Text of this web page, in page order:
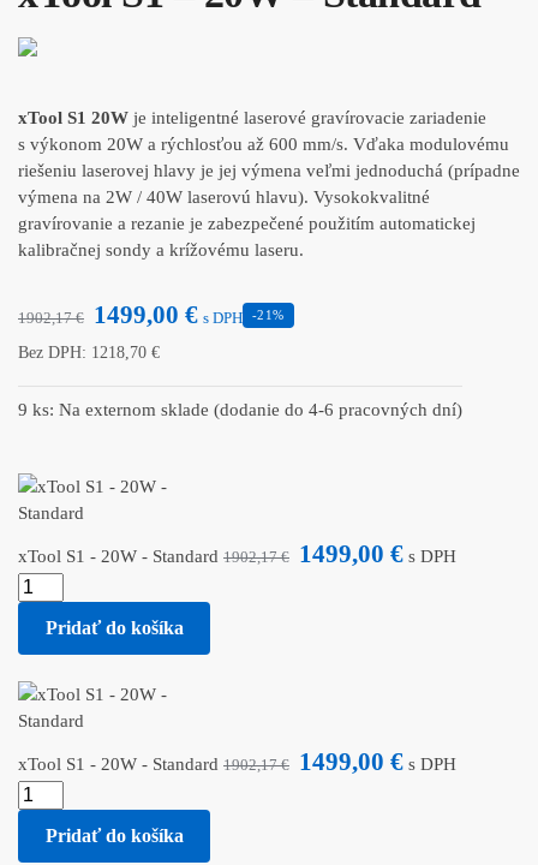
1902,17€ 1499,00 € s DPH -21%
Bez DPH: 1218,70 €
xTool S1 20W je inteligentné laserové gravírovacie zariadenie
s výkonom 20W a rýchlosťou až 600 mm/s. Vďaka modulovému
riešeniu laserovej hlavy je jej výmena veľmi jednoduchá (prípadne
výmena na 2W / 40W laserovú hlavu). Vysokokvalitné
gravírovanie a rezanie je zabezpečené použitím automatickej
kalibračnej sondy a krížovému laseru.
9 ks: Na externom sklade (dodanie do 4-6 pracovných dní)
xTool S1 - 20W - Standard 1902,17€ 1499,00 € s DPH
Pridať do košíka
xTool S1 - 20W - Standard 1902,17€ 1499,00 € s DPH
Pridať do košíka